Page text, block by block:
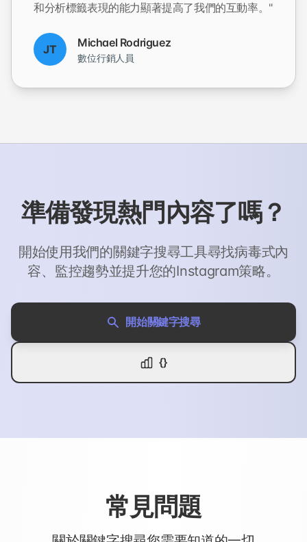
和分析標籤表現的能力顯著提高了我們的互動率。"
JT Michael Rodriguez
數位行銷人員
準備發現熱門內容了嗎？
開始使用我們的關鍵字搜尋工具尋找病毒式內
容、監控趨勢並提升您的Instagram策略。
開始關鍵字搜尋
{}
常見問題